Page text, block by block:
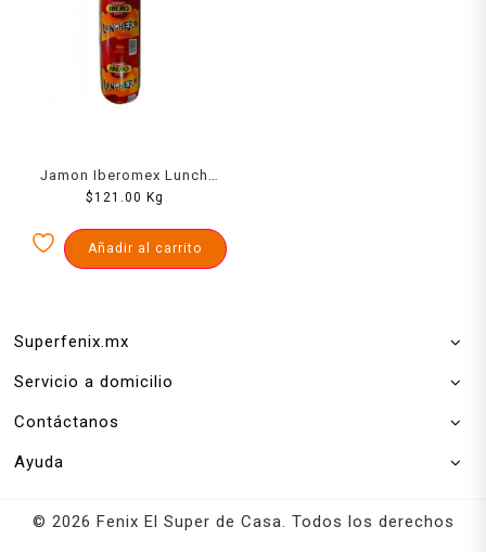
Jamon Iberomex Lunch
1000 Grs
$121.00 Kg
Añadir al carrito
Superfenix.mx
Servicio a domicilio
Contáctanos
Ayuda
© 2026 Fenix El Super de Casa. Todos los derechos